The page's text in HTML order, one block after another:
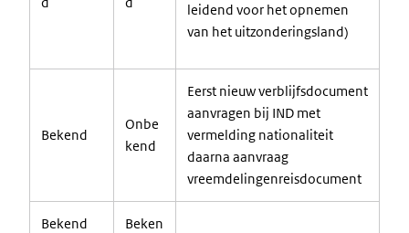
leidend voor het opnemen
van het uitzonderingsland)
Bekend
Onbe
kend
Eerst nieuw verblijfsdocument
aanvragen bij IND met
vermelding nationaliteit
daarna aanvraag
vreemdelingenreisdocument
Bekend
Beken